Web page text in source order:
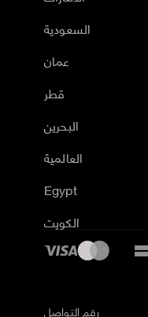
السعودية
عمان
قطر
البحرين
العالمية
Egypt
الكويت
رقم التواصل